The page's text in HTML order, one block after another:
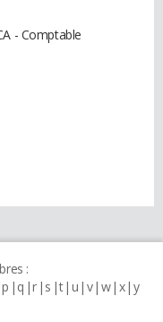
- Comptable
:
p q r s t u v w x y